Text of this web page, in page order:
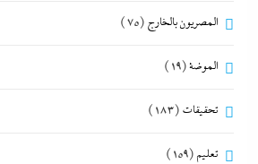
المصريون بالخارج (75)
الموضة(19)
تحقيقات (183)
تعليم (159)